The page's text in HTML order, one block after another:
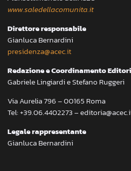
www.saledellacomunita.it
Direttore responsabile
Gianluca Bernardini
presidenza@acec.it
Redazione e Coordinamento
Gabriele Lingiardi e Stefano Ruggeri
Via Aurelia 796 – 00165 Roma
Tel: +39.06.4402273 –
Legale rappresentante
Gianluca Bernardini